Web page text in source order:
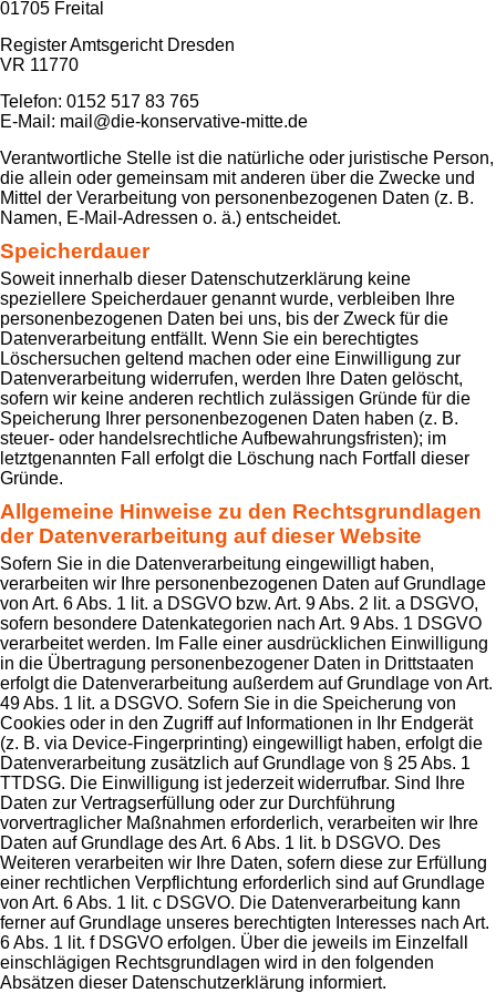
01705 Freital
Register Amtsgericht Dresden
VR 11770
Telefon: 0152 517 83 765
E-Mail: mail@die-konservative-mitte.de
Verantwortliche Stelle ist die natürliche oder juristische Person,
die allein oder gemeinsam mit anderen über die Zwecke und
Mittel der Verarbeitung von personenbezogenen Daten (z. B.
Namen, E-Mail-Adressen o. ä.) entscheidet.
Speicherdauer
Soweit innerhalb dieser Datenschutzerklärung keine
speziellere Speicherdauer genannt wurde, verbleiben Ihre
personenbezogenen Daten bei uns, bis der Zweck für die
Datenverarbeitung entfällt. Wenn Sie ein berechtigtes
Löschersuchen geltend machen oder eine Einwilligung zur
Datenverarbeitung widerrufen, werden Ihre Daten gelöscht,
sofern wir keine anderen rechtlich zulässigen Gründe für die
Speicherung Ihrer personenbezogenen Daten haben (z. B.
steuer- oder handelsrechtliche Aufbewahrungsfristen); im
letztgenannten Fall erfolgt die Löschung nach Fortfall dieser
Gründe.
Allgemeine Hinweise zu den Rechtsgrundlagen
der Datenverarbeitung auf dieser Website
Sofern Sie in die Datenverarbeitung eingewilligt haben,
verarbeiten wir Ihre personenbezogenen Daten auf Grundlage
von Art. 6 Abs. 1 lit. a DSGVO bzw. Art. 9 Abs. 2 lit. a DSGVO,
sofern besondere Datenkategorien nach Art. 9 Abs. 1 DSGVO
verarbeitet werden. Im Falle einer ausdrücklichen Einwilligung
in die Übertragung personenbezogener Daten in Drittstaaten
erfolgt die Datenverarbeitung außerdem auf Grundlage von Art.
49 Abs. 1 lit. a DSGVO. Sofern Sie in die Speicherung von
Cookies oder in den Zugriff auf Informationen in Ihr Endgerät
(z. B. via Device-Fingerprinting) eingewilligt haben, erfolgt die
Datenverarbeitung zusätzlich auf Grundlage von § 25 Abs. 1
TTDSG. Die Einwilligung ist jederzeit widerrufbar. Sind Ihre
Daten zur Vertragserfüllung oder zur Durchführung
vorvertraglicher Maßnahmen erforderlich, verarbeiten wir Ihre
Daten auf Grundlage des Art. 6 Abs. 1 lit. b DSGVO. Des
Weiteren verarbeiten wir Ihre Daten, sofern diese zur Erfüllung
einer rechtlichen Verpflichtung erforderlich sind auf Grundlage
von Art. 6 Abs. 1 lit. c DSGVO. Die Datenverarbeitung kann
ferner auf Grundlage unseres berechtigten Interesses nach Art.
6 Abs. 1 lit. f DSGVO erfolgen. Über die jeweils im Einzelfall
einschlägigen Rechtsgrundlagen wird in den folgenden
Absätzen dieser Datenschutzerklärung informiert.